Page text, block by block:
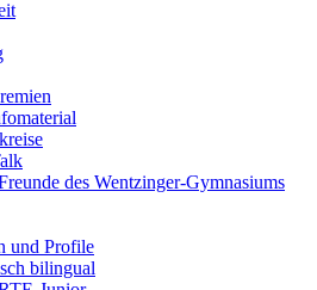
des Wentzinger-Gymnasiums
und Profile
bilingual